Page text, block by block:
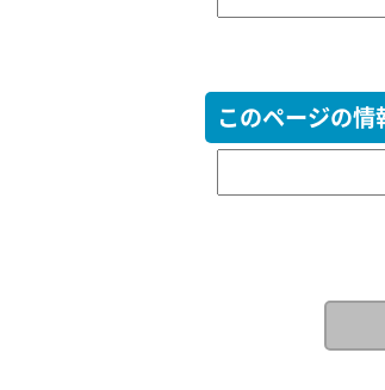
このページの